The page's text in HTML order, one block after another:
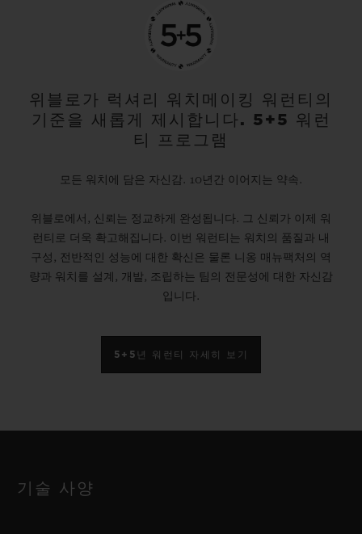
위블로가 럭셔리 워치메이킹 워런티의
기준을 새롭게 제시합니다. 5+5 워런
티 프로그램
모든 워치에 담은 자신감. 10년간 이어지는 약속.
위블로에서, 신뢰는 정교하게 완성됩니다. 그 신뢰가 이제 워
런티로 더욱 확고해집니다. 이번 워런티는 워치의 품질과 내
구성, 전반적인 성능에 대한 확신은 물론 니옹 매뉴팩처의 역
량과 워치를 설계, 개발, 조립하는 팀의 전문성에 대한 자신감
입니다.
5+5년 워런티 자세히 보기
기술 사양